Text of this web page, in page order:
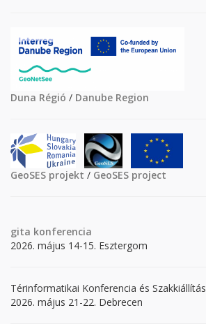
Duna Régió / Danube Region
GeoSES projekt / GeoSES project
gita konferencia
2026. május 14-15. Esztergom
Térinformatikai Konferencia és Szakkiállítás
2026. május 21-22. Debrecen